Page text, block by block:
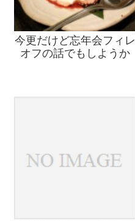
今更だけど忘年会フィレ
オフの話でもしようか